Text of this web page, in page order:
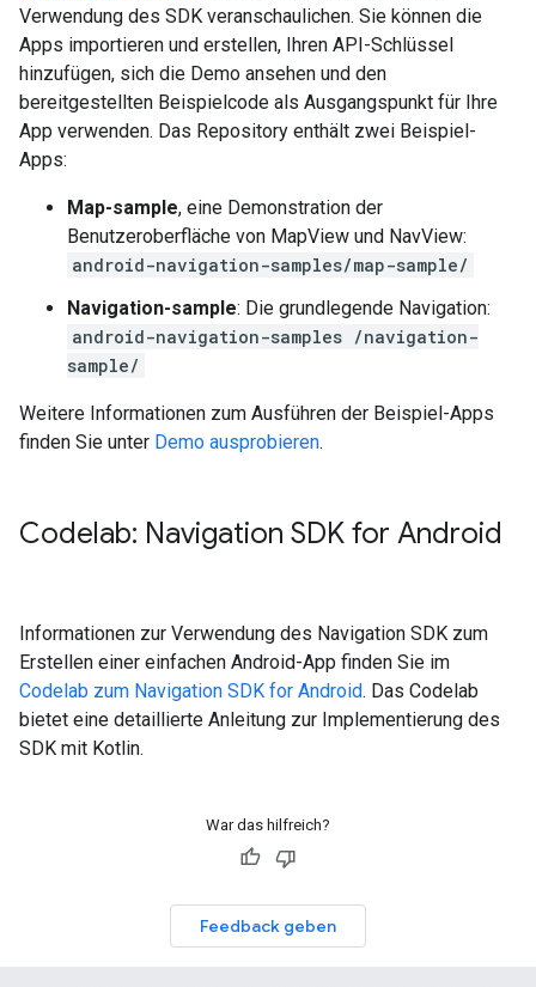
Verwendung des SDK veranschaulichen. Sie können die
Apps importieren und erstellen, Ihren API-Schlüssel
hinzufügen, sich die Demo ansehen und den
bereitgestellten Beispielcode als Ausgangspunkt für Ihre
App verwenden. Das Repository enthält zwei Beispiel-
Apps:
Map-sample, eine Demonstration der
Benutzeroberfläche von MapView und NavView:
android-navigation-samples/map-sample/
Navigation-sample: Die grundlegende Navigation:
android-navigation-samples /navigation-
sample/
Weitere Informationen zum Ausführen der Beispiel-Apps
finden Sie unter Demo ausprobieren.
Codelab: Navigation SDK for Android
Informationen zur Verwendung des Navigation SDK zum
Erstellen einer einfachen Android-App finden Sie im
Codelab zum Navigation SDK for Android. Das Codelab
bietet eine detaillierte Anleitung zur Implementierung des
SDK mit Kotlin.
War das hilfreich?
Feedback geben